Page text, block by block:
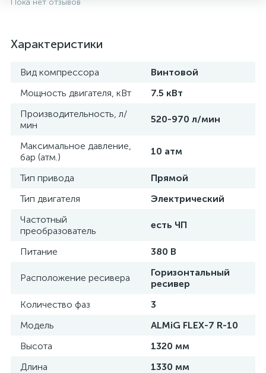
Пока нет отзывов
Характеристики
Вид компрессора
Винтовой
Мощность двигателя, кВт
7.5 кВт
Производительность, л/
мин
520-970 л/мин
Максимальное давление,
бар (атм.)
10 атм
Тип привода
Прямой
Тип двигателя
Электрический
Частотный
преобразователь
есть ЧП
Питание 380 В
Расположение ресивера
Горизонтальный
ресивер
Количество фаз
3
Модель
ALMiG FLEX-7 R-10
Высота
1320 мм
Длина
1330 мм